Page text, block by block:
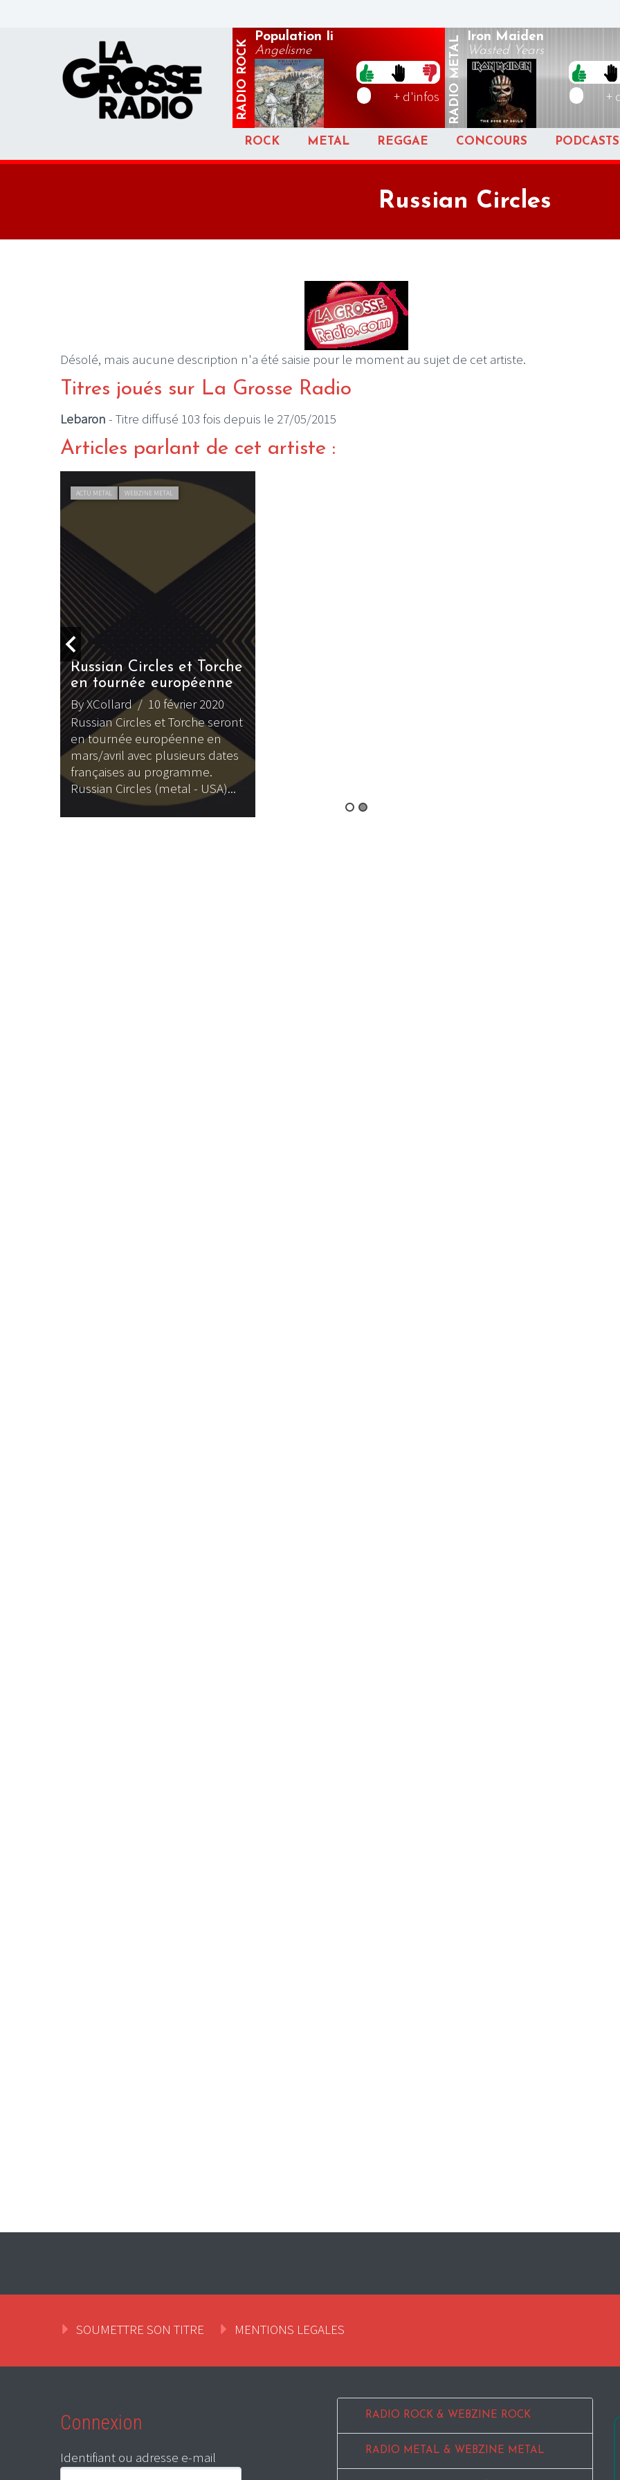
RADIO
ROCK
Population Ii
Angelisme
+ d'infos RADIO
METAL Iron Maiden
Wasted Years
+
ROCK METAL REGGAE CONCOURS PODCASTS
Russian Circles
Désolé, mais aucune description n'a été saisie pour le moment au sujet de cet artiste.
Titres joués sur La Grosse Radio
Lebaron - Titre diffusé 103 fois depuis le 27/05/2015
Articles parlant de cet artiste :
ACTU METAL WEBZINE METAL
Russian Circles et Torche
en tournée européenne
By XCollard/ 10 février 2020
Russian Circles et Torche seront
en tournée européenne en
mars/avril avec plusieurs dates
françaises au programme.
Russian Circles (metal - USA)...
SOUMETTRE SON TITRE MENTIONS LEGALES
Connexion
Identifiant ou adresse e-mail
RADIO ROCK & WEBZINE ROCK
RADIO METAL & WEBZINE METAL